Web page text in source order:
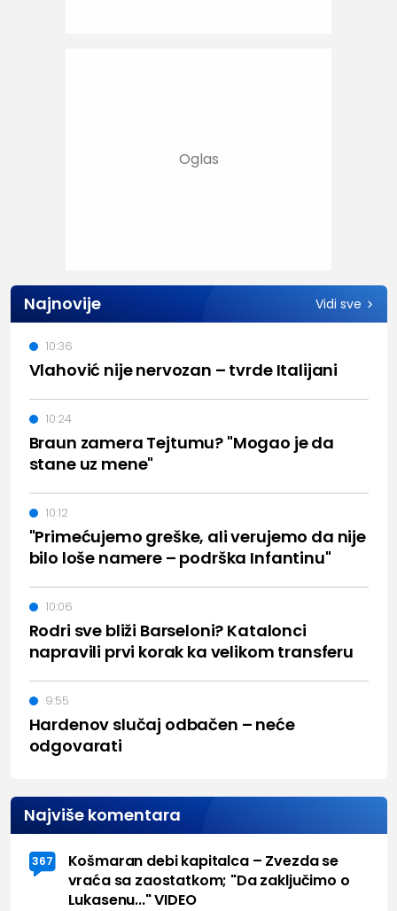
Najnovije Vidi sve
Vlahović nije nervozan – tvrde Italijani
10:36
Braun zamera Tejtumu? "Mogao je da
stane uz mene"
10:24
"Primećujemo greške, ali verujemo da nije
bilo loše namere – podrška Infantinu"
10:12
Rodri sve bliži Barseloni? Katalonci
napravili prvi korak ka velikom transferu
10:06
Hardenov slučaj odbačen – neće
odgovarati
9:55
Najviše komentara
367
Košmaran debi kapitalca – Zvezda se
vraća sa zaostatkom; "Da zaključimo o
Lukasenu..." VIDEO